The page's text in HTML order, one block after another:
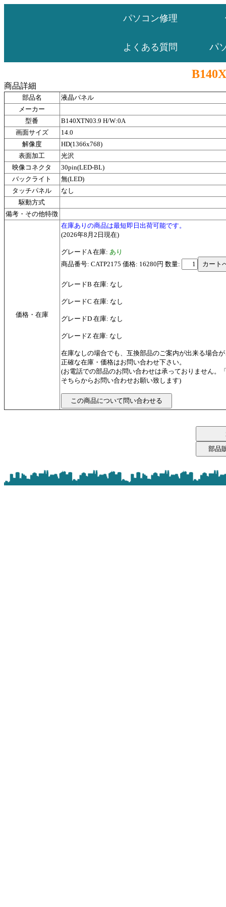
パソコン修理
よくある質問 パ
商品詳細
部品名
液晶パネル
メーカー
型番
B140XTN03.9 H/W:0A
画面サイズ
14.0
解像度
HD(1366x768)
表面加工
光沢
映像コネクタ
30pin(LED-BL)
バックライト
無(LED)
タッチパネル
なし
駆動方式
備考・その他特徴
価格・在庫
在庫ありの商品は最短即日出荷可能です。
(2026年8月2日現在)
グレードA 在庫: あり
商品番号: CATP2175 価格: 16280円 数量:
グレードB 在庫: なし
グレードC 在庫: なし
グレードD 在庫: なし
グレードZ 在庫: なし
在庫なしの場合でも、互換部品のご案内が出来る場合
正確な在庫・価格はお問い合わせ下さい。
(お電話での部品のお問い合わせは承っておりません。
そちらからお問い合わせお願い致します)